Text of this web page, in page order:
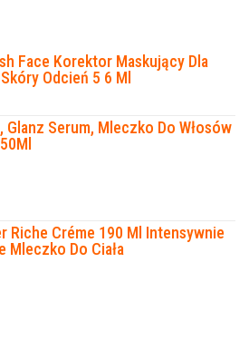
Face Korektor Maskujący Dla
Odcień 5 6 Ml
Glanz Serum, Mleczko Do Włosów
Riche Créme 190 Ml Intensywnie
Mleczko Do Ciała